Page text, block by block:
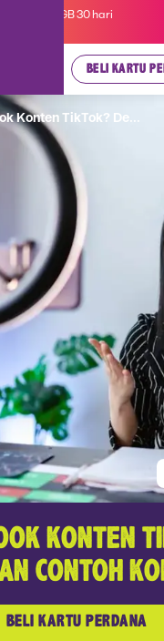
Suka 3GB 30 hari
BELI KARTU
Konten TikTok? De...
KONTEN
CONTOH
BELI KARTU PERDANA